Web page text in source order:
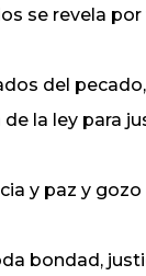
se revela
del
la ley para
y paz y gozo
bondad,